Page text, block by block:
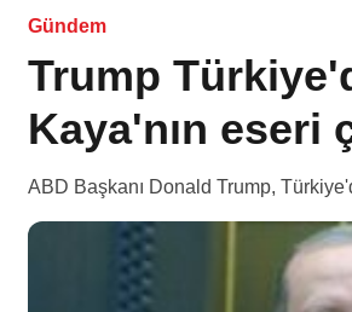
Gündem
Trump
Kaya'nın eseri
ABD Başkanı Donald Trump,